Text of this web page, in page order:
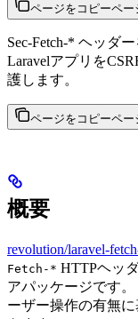
ページをコピーペー
Sec-Fetch-* ヘッダ
Laravelアプリを
護します。
ページをコピーペー
概要
revolution/laravel-
Fetch-* HTTPヘッ
アパッケージです
ーザー操作の有無